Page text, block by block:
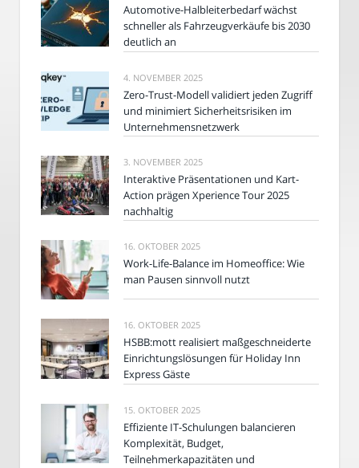
Automotive-Halbleiterbedarf wächst
schneller als Fahrzeugverkäufe bis 2030
deutlich an
4. NOVEMBER 2025
Zero-Trust-Modell validiert jeden Zugriff
und minimiert Sicherheitsrisiken im
Unternehmensnetzwerk
3. NOVEMBER 2025
Interaktive Präsentationen und Kart-
Action prägen Xperience Tour 2025
nachhaltig
16. OKTOBER 2025
Work-Life-Balance im Homeoffice: Wie
man Pausen sinnvoll nutzt
16. OKTOBER 2025
HSBB:mott realisiert maßgeschneiderte
Einrichtungslösungen für Holiday Inn
Express Gäste
15. OKTOBER 2025
Effiziente IT-Schulungen balancieren
Komplexität, Budget,
Teilnehmerkapazitäten und